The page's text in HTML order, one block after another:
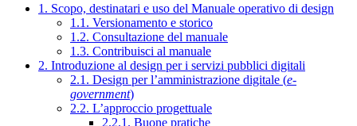
1. Scopo, destinatari e uso del Manuale operativo di design
1.1. Versionamento e storico
1.2. Consultazione del manuale
1.3. Contribuisci al manuale
2. Introduzione al design per i servizi pubblici digitali
2.1. Design per l’amministrazione digitale (e-
government)
2.2. L’approccio progettuale
2.2.1. Buone pratiche